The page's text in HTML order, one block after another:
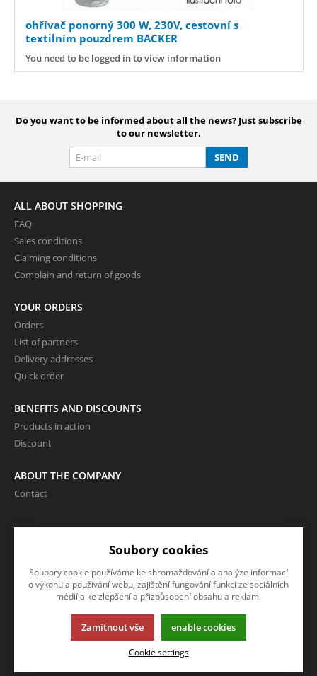
ohřívač ponorný 300 W, 230V, cestovní s
textilním pouzdrem BACKER
You need to be logged in to view information
Do you want to be informed about all the news? Just subscribe
to our newsletter.
SEND
ALL ABOUT SHOPPING
FAQ
Sales conditions
Claiming conditions
Complain and return of goods
YOUR ORDERS
Orders
List of partners
Delivery addresses
Quick order
BENEFITS AND DISCOUNTS
Products in action
Discount
ABOUT THE COMPANY
Contact
CZK (Kč)
This page uses cookies. Click for more information.
© 2013-2026 Internetový obchod VOR
Soubory cookies
Soubory cookie používáme ke shromažďování a analýze informací
o výkonu a používání webu, zajištění fungování funkcí ze sociálních
médií a ke zlepšení a přizpůsobení obsahu a reklam.
Zamítnout vše enable cookies
Cookie settings